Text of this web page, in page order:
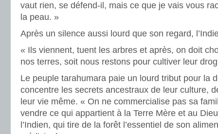
vaut rien, se défend-il, mais ce que je vais vous
la peau. »
Après un silence aussi lourd que son regard,
« Ils viennent, tuent les arbres et après, on doit
nos terres, soit nous restons pour cultiver leur
Le peuple tarahumara paie un lourd tribut pour la
concentre les secrets ancestraux de leur culture,
leur vie même. « On ne commercialise pas sa
vendre ce qui appartient à la Terre Mère et au
l’Indien, qui tire de la forêt l’essentiel de son